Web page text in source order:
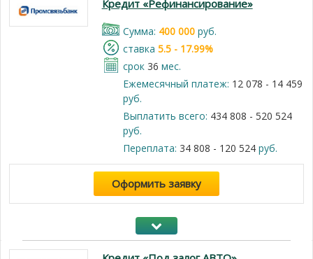
Кредит «Рефинансирование»
Cумма: 400 000руб.
cтавка 5.5 - 17.99%
срок 36 мес.
Ежемесячный платеж: 12 078 - 14 459
руб.
Выплатить всего: 434 808 - 520 524
руб.
Переплата: 34 808 - 120 524руб.
Оформить заявку